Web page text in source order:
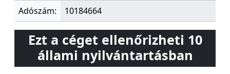
Adószám:
10184664
Ezt a céget ellenőrizheti 10
állami nyilvántartásban